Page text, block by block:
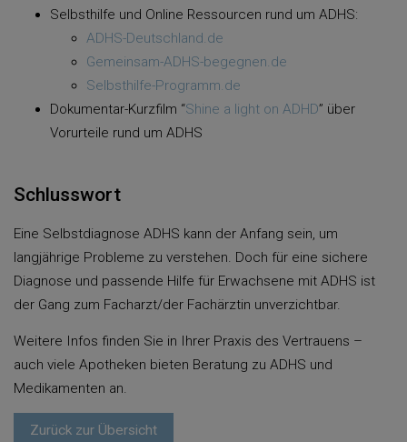
Zurück zur Übersicht
Selbsthilfe und Online Ressourcen rund um ADHS:
ADHS-Deutschland.de
Gemeinsam-ADHS-begegnen.de
Selbsthilfe-Programm.de
Dokumentar-Kurzfilm “Shine a light on ADHD” über
Vorurteile rund um ADHS
Schlusswort
Eine Selbstdiagnose ADHS kann der Anfang sein, um
langjährige Probleme zu verstehen. Doch für eine sichere
Diagnose und passende Hilfe für Erwachsene mit ADHS ist
der Gang zum Facharzt/der Fachärztin unverzichtbar.
Weitere Infos finden Sie in Ihrer Praxis des Vertrauens –
auch viele Apotheken bieten Beratung zu ADHS und
Medikamenten an.